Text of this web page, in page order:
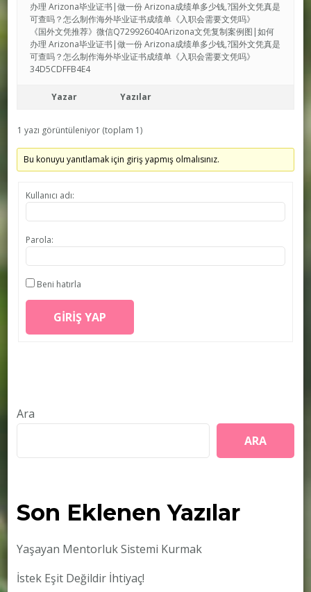
办理 Arizona毕业证书|做一份 Arizona成绩单多少钱,?国外文凭真是
可查吗？怎么制作海外毕业证书成绩单《入职会需要文凭吗》
《国外文凭推荐》微信Q729926040Arizona文凭复制案例图|如何
办理 Arizona毕业证书|做一份 Arizona成绩单多少钱,?国外文凭真是
可查吗？怎么制作海外毕业证书成绩单《入职会需要文凭吗》
34D5CDFFB4E4
Yazar Yazılar
1 yazı görüntüleniyor (toplam 1)
Bu konuyu yanıtlamak için giriş yapmış olmalısınız.
Kullanıcı adı:
Parola:
Beni hatırla
GIRIŞ YAP
Ara
ARA
Son Eklenen Yazılar
Yaşayan Mentorluk Sistemi Kurmak
İstek Eşit Değildir İhtiyaç!